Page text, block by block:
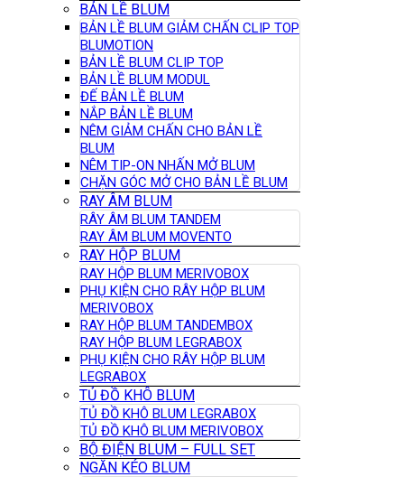
BẢN LỀ BLUM
BẢN LỀ BLUM GIẢM CHẤN CLIP TOP
BLUMOTION
BẢN LỀ BLUM CLIP TOP
BẢN LỀ BLUM MODUL
ĐẾ BẢN LỀ BLUM
NẮP BẢN LỀ BLUM
NÊM GIẢM CHẤN CHO BẢN LỀ
BLUM
NÊM TIP-ON NHẤN MỞ BLUM
CHẶN GÓC MỞ CHO BẢN LỀ BLUM
RAY ÂM BLUM
RÂY ÂM BLUM TANDEM
RAY ÂM BLUM MOVENTO
RAY HỘP BLUM
RAY HỘP BLUM MERIVOBOX
PHỤ KIỆN CHO RÂY HỘP BLUM
MERIVOBOX
RAY HỘP BLUM TANDEMBOX
RAY HỘP BLUM LEGRABOX
PHỤ KIỆN CHO RÂY HỘP BLUM
LEGRABOX
TỦ ĐỒ KHÔ BLUM
TỦ ĐỒ KHÔ BLUM LEGRABOX
TỦ ĐỒ KHÔ BLUM MERIVOBOX
BỘ ĐIỆN BLUM – FULL SET
NGĂN KÉO BLUM